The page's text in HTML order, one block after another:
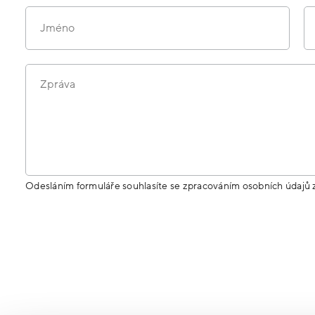
Jméno
Zpráva
Odesláním formuláře souhlasíte se zpracováním osobních údajů